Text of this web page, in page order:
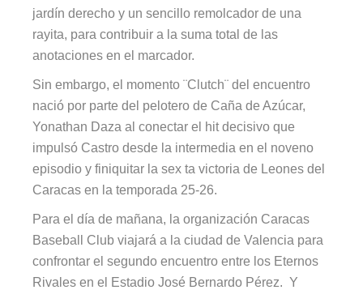
jardín derecho y un sencillo remolcador de una
rayita, para contribuir a la suma total de las
anotaciones en el marcador.
Sin embargo, el momento ¨Clutch¨ del encuentro
nació por parte del pelotero de Caña de Azúcar,
Yonathan Daza al conectar el hit decisivo que
impulsó Castro desde la intermedia en el noveno
episodio y finiquitar la sex ta victoria de Leones del
Caracas en la temporada 25-26.
Para el día de mañana, la organización Caracas
Baseball Club viajará a la ciudad de Valencia para
confrontar el segundo encuentro entre los Eternos
Rivales en el Estadio José Bernardo Pérez. Y